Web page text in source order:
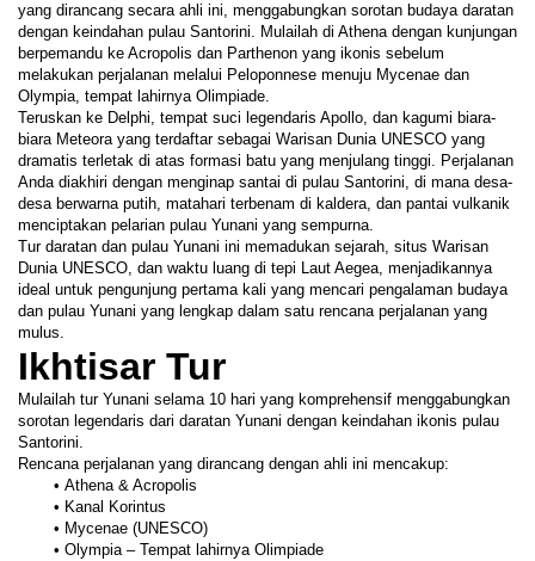
yang dirancang secara ahli ini, menggabungkan sorotan budaya daratan
dengan keindahan pulau Santorini. Mulailah di Athena dengan kunjungan
berpemandu ke Acropolis dan Parthenon yang ikonis sebelum
melakukan perjalanan melalui Peloponnese menuju Mycenae dan
Olympia, tempat lahirnya Olimpiade.
Teruskan ke Delphi, tempat suci legendaris Apollo, dan kagumi biara-
biara Meteora yang terdaftar sebagai Warisan Dunia UNESCO yang
dramatis terletak di atas formasi batu yang menjulang tinggi. Perjalanan
Anda diakhiri dengan menginap santai di pulau Santorini, di mana desa-
desa berwarna putih, matahari terbenam di kaldera, dan pantai vulkanik
menciptakan pelarian pulau Yunani yang sempurna.
Tur daratan dan pulau Yunani ini memadukan sejarah, situs Warisan
Dunia UNESCO, dan waktu luang di tepi Laut Aegea, menjadikannya
ideal untuk pengunjung pertama kali yang mencari pengalaman budaya
dan pulau Yunani yang lengkap dalam satu rencana perjalanan yang
mulus.
Ikhtisar Tur
Mulailah tur Yunani selama 10 hari yang komprehensif menggabungkan
sorotan legendaris dari daratan Yunani dengan keindahan ikonis pulau
Santorini.
Rencana perjalanan yang dirancang dengan ahli ini mencakup:
Athena & Acropolis
Kanal Korintus
Mycenae (UNESCO)
Olympia – Tempat lahirnya Olimpiade